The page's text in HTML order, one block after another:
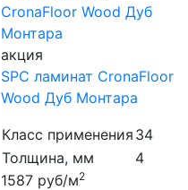
акция
SPC ламинат CronaFloor
Wood Дуб Монтара
Класс применения 34
Толщина, мм
4
1587 руб/м2